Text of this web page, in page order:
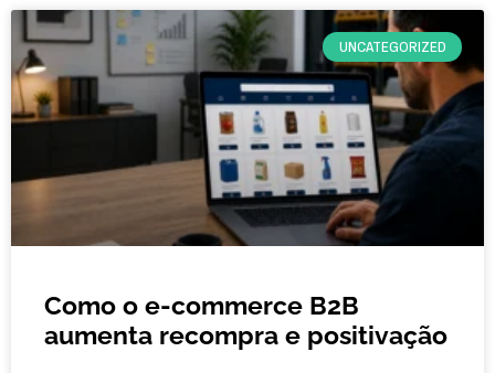
UNCATEGORIZED
Como o e-commerce B2B
aumenta recompra e positivação